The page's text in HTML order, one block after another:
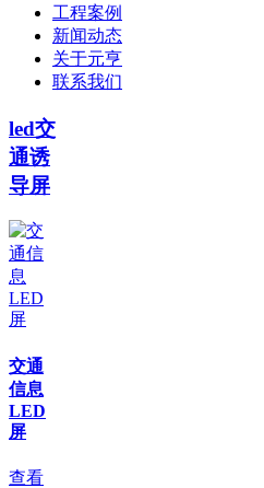
工程案例
新闻动态
关于元亨
联系我们
led交
通诱
导屏
交通
信息
LED
屏
查看